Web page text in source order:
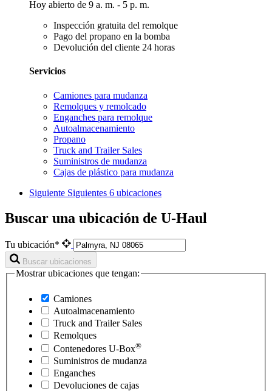
Hoy abierto de 9 a. m. - 5 p. m.
Inspección gratuita del remolque
Pago del propano en la bomba
Devolución del cliente 24 horas
Servicios
Camiones para mudanza
Remolques y remolcado
Enganches para remolque
Autoalmacenamiento
Propano
Truck and Trailer Sales
Suministros de mudanza
Cajas de plástico para mudanza
Siguiente Siguientes 6 ubicaciones
Buscar una ubicación de U-Haul
Tu ubicación*
Buscar ubicaciones
Mostrar ubicaciones que tengan:
Camiones
Autoalmacenamiento
Truck and Trailer Sales
Remolques
Contenedores U-Box®
Suministros de mudanza
Enganches
Devoluciones de cajas